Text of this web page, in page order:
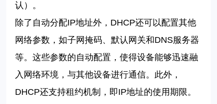
认）。
除了自动分配IP地址外， DHCP还可以配置其他
网络参数，如子网掩码、默认网关和DNS服务器
等。这些参数的自动配置，使得设备能够迅速融
入网络环境，与其他设备进行通信。此外，
DHCP还支持租约机制，即IP地址的使用期限。